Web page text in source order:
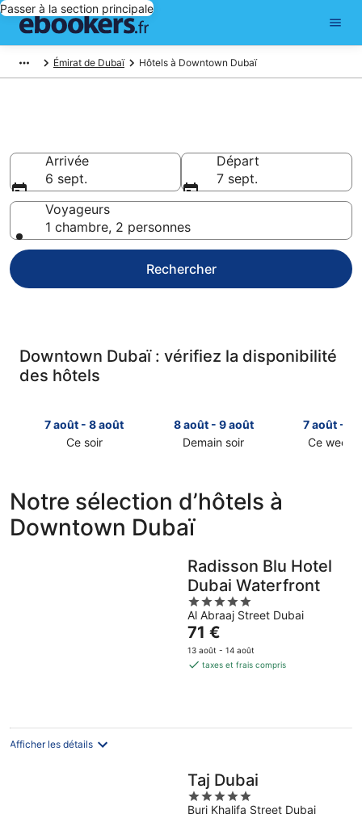
Passer à la section principale
Émirat de Dubaï Hôtels à Downtown Dubaï
Arrivée
6 sept.
Départ
7 sept.
Voyageurs
1 chambre, 2 personnes
Rechercher
Downtown Dubaï : vérifiez la disponibilité
des hôtels
7 août - 8 août
Ce soir
à
Downtown
Dubaï
8 août - 9 août
Demain soir
prix
à
Downtown
Dubaï
demain
soir,
août
août
7 août - 9
Ce week-
ce
week-
7
Notre sélection d’hôtels à
Downtown Dubaï
Radisson Blu Hotel
Dubai Waterfront
5
out
of
5
Al Abraaj Street Dubai
Le
prix
est
nuit
71 €
13 août - 14 août
taxes et frais compris
Afficher les détails
Taj Dubai
5
Burj Khalifa Street Dubai